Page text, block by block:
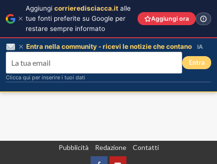
Pubblicità Redazione Contatti
Aggiungi corrieredisciacca.it alle
tue fonti preferite su Google per
restare sempre informato
Aggiungi ora
Entra nella community - ricevi le notizie che contano IA
Entra
Clicca qui per inserire i tuoi dati